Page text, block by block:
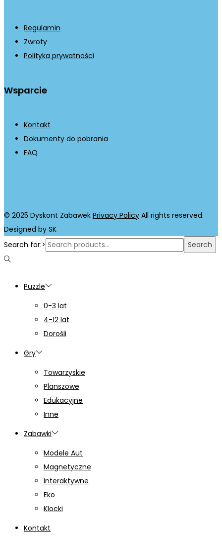
Regulamin
Zwroty
Polityka prywatności
Wsparcie
Kontakt
Dokumenty do pobrania
FAQ
© 2025 Dyskont Zabawek Privacy Policy All rights reserved.
Designed by SK
Search for:>
Search
Puzzle
0-3 lat
4-12 lat
Dorośli
Gry
Towarzyskie
Planszowe
Edukacyjne
Inne
Zabawki
Modele Aut
Magnetyczne
Interaktywne
Eko
Klocki
Kontakt